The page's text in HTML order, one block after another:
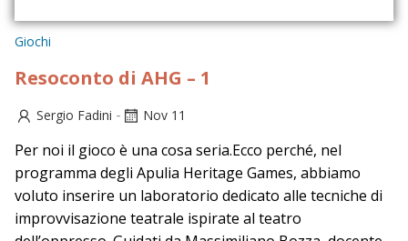
Giochi
Resoconto di AHG – 1
Sergio Fadini - Nov 11
Per noi il gioco è una cosa seria.Ecco perché, nel
programma degli Apulia Heritage Games, abbiamo
voluto inserire un laboratorio dedicato alle tecniche di
improvvisazione teatrale ispirate al teatro